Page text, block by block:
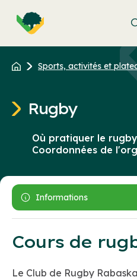
contenu
Sports, activités et
Rugby
Où pratiquer le
Coordonnées de
Informations
Cours de
Le Club de Rugby